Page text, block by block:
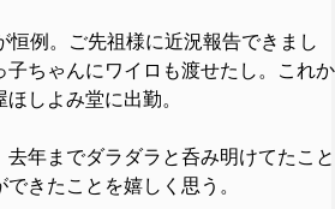
恒例。ご先祖様に近況報告できまし
子ちゃんにワイロも渡せたし。これか
しよみ堂に出勤。
年までダラダラと呑み明けてたこと
きたことを嬉しく思う。